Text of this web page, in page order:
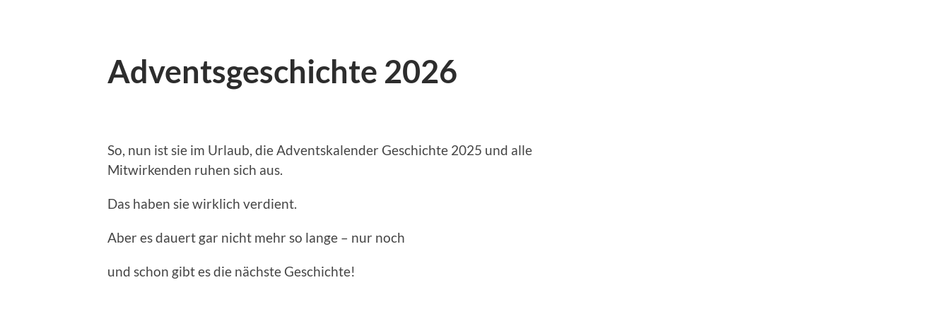
Adventsgeschichte 2026
So, nun ist sie im Urlaub, die Adventskalender Geschichte 2025 und alle
Mitwirkenden ruhen sich aus.
Das haben sie wirklich verdient.
Aber es dauert gar nicht mehr so lange – nur noch
und schon gibt es die nächste Geschichte!